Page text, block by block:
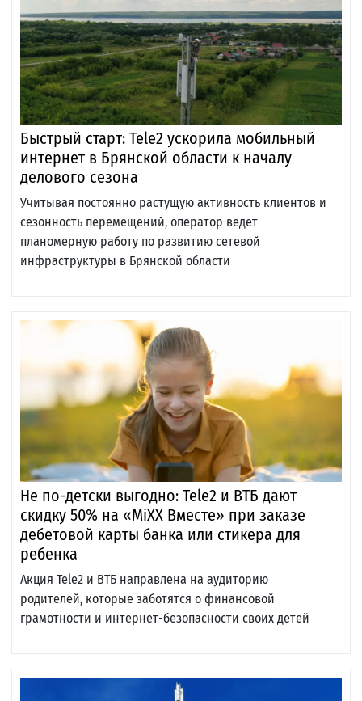
Быстрый старт: Tele2 ускорила мобильный
интернет в Брянской области к началу
делового сезона
Учитывая постоянно растущую активность клиентов и
сезонность перемещений, оператор ведет
планомерную работу по развитию сетевой
инфраструктуры в Брянской области
Не по-детски выгодно: Tele2 и ВТБ дают
скидку 50% на «MiXX Вместе» при заказе
дебетовой карты банка или стикера для
ребенка
Акция Tele2 и ВТБ направлена на аудиторию
родителей, которые заботятся о финансовой
грамотности и интернет-безопасности своих детей